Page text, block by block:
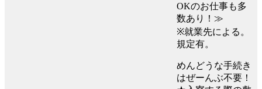
OKのお仕事も多
数あり！≫
※就業先による。
規定有。
めんどうな手続き
はぜーんぶ不要！